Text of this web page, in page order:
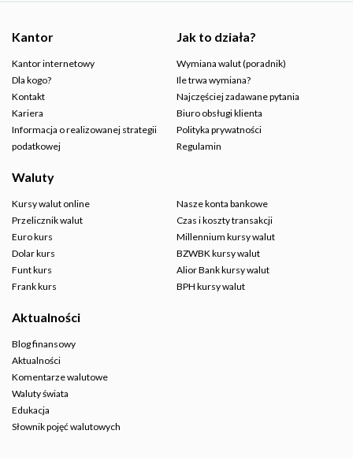
Kantor
Kantor internetowy
Dla kogo?
Kontakt
Kariera
Informacja o realizowanej strategii
podatkowej
Jak to działa?
Wymiana walut (poradnik)
Ile trwa wymiana?
Najczęściej zadawane pytania
Biuro obsługi klienta
Polityka prywatności
Regulamin
Waluty
Kursy walut online
Przelicznik walut
Euro kurs
Dolar kurs
Funt kurs
Frank kurs
Nasze konta bankowe
Czas i koszty transakcji
Millennium kursy walut
BZWBK kursy walut
Alior Bank kursy walut
BPH kursy walut
Aktualności
Blog finansowy
Aktualności
Komentarze walutowe
Waluty świata
Edukacja
Słownik pojęć walutowych